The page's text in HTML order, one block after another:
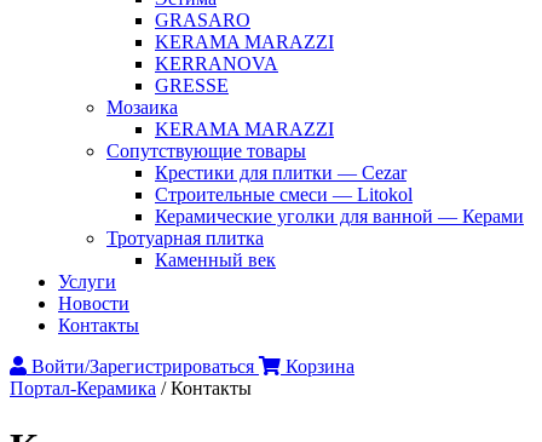
GRASARO
KERAMA MARAZZI
KERRANOVA
GRESSE
Мозаика
KERAMA MARAZZI
Сопутствующие товары
Крестики для плитки — Cezar
Строительные смеси — Litokol
Керамические уголки для ванной — Керами
Тротуарная плитка
Каменный век
Услуги
Новости
Контакты
Войти/Зарегистрироваться
Корзина
Портал-Керамика /Контакты